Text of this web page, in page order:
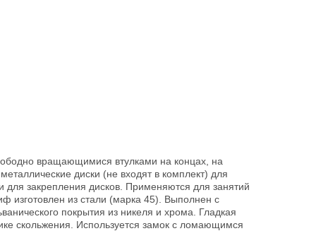
вращающимися втулками на концах, на
диски (не входят в комплект) для
для закрепления дисков. Применяются для занятий
изготовлен из стали (марка 45). Выполнен с
покрытия из никеля и хрома. Гладкая
скольжения. Используется замок с ломающимся